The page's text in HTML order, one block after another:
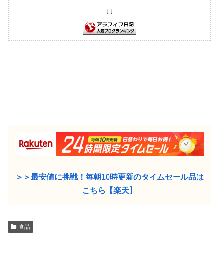
↓↓
＞＞最安値に挑戦！毎朝10時更新のタイムセール品は
こちら【楽天】
食品